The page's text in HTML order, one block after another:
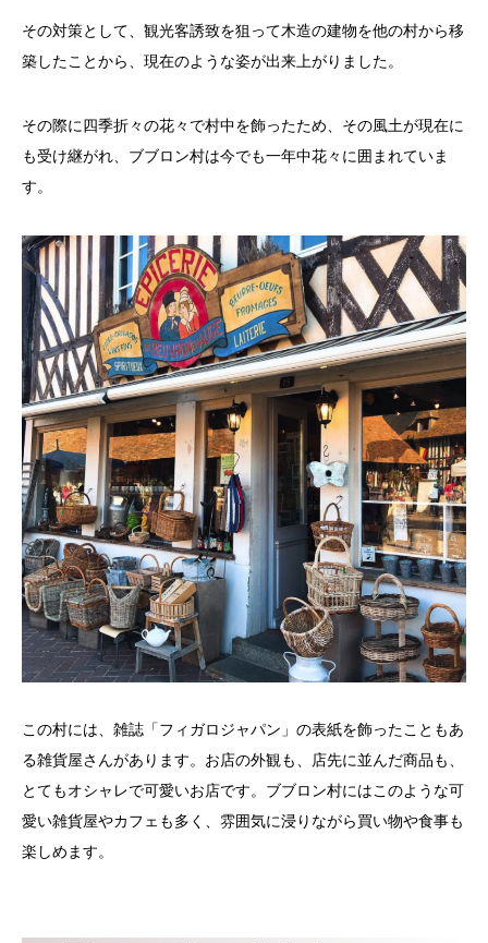
その対策として、観光客誘致を狙って木造の建物を他の村から移
築したことから、現在のような姿が出来上がりました。
その際に四季折々の花々で村中を飾ったため、その風土が現在に
も受け継がれ、ブブロン村は今でも一年中花々に囲まれていま
す。
この村には、雑誌「フィガロジャパン」の表紙を飾ったこともあ
る雑貨屋さんがあります。お店の外観も、店先に並んだ商品も、
とてもオシャレで可愛いお店です。ブブロン村にはこのような可
愛い雑貨屋やカフェも多く、雰囲気に浸りながら買い物や食事も
楽しめます。